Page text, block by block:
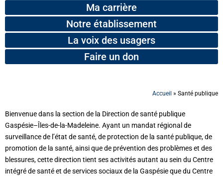
Ma carrière
Notre établissement
La voix des usagers
Faire un don
Accueil » Santé publique
Bienvenue dans la section de la Direction de santé publique
Gaspésie–Îles-de-la-Madeleine. Ayant un mandat régional de
surveillance de l’état de santé, de protection de la santé publique, de
promotion de la santé, ainsi que de prévention des problèmes et des
blessures, cette direction tient ses activités autant au sein du Centre
intégré de santé et de services sociaux de la Gaspésie que du Centre